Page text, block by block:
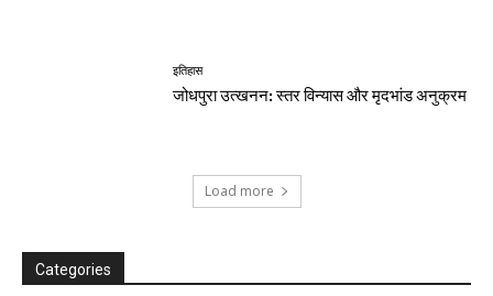
इतिहास
जोधपुरा उत्खनन: स्तर विन्यास और मृदभांड अनुक्रम
Load more
Categories